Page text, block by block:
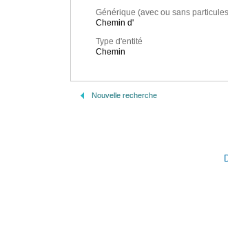
Générique (avec ou sans
Chemin d'
Type d'entité
Chemin
Nouvelle recherche